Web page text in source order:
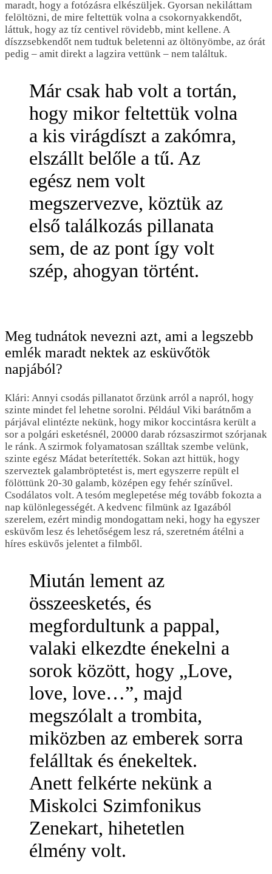
maradt, hogy a fotózásra elkészüljek. Gyorsan nekiláttam
felöltözni, de mire feltettük volna a csokornyakkendőt,
láttuk, hogy az tíz centivel rövidebb, mint kellene. A
díszzsebkendőt nem tudtuk beletenni az öltönyömbe, az órát
pedig – amit direkt a lagzira vettünk – nem találtuk.
Már csak hab volt a tortán,
hogy mikor feltettük volna
a kis virágdíszt a zakómra,
elszállt belőle a tű. Az
egész nem volt
megszervezve, köztük az
első találkozás pillanata
sem, de az pont így volt
szép, ahogyan történt.
Meg tudnátok nevezni azt, ami a legszebb
emlék maradt nektek az esküvőtök
napjából?
Klári: Annyi csodás pillanatot őrzünk arról a napról, hogy
szinte mindet fel lehetne sorolni. Például Viki barátnőm a
párjával elintézte nekünk, hogy mikor koccintásra került a
sor a polgári esketésnél, 20000 darab rózsaszirmot szórjanak
le ránk. A szirmok folyamatosan szálltak szembe velünk,
szinte egész Mádat beterítették. Sokan azt hittük, hogy
szerveztek galambröptetést is, mert egyszerre repült el
fölöttünk 20-30 galamb, középen egy fehér színűvel.
Csodálatos volt. A tesóm meglepetése még tovább fokozta a
nap különlegességét. A kedvenc filmünk az Igazából
szerelem, ezért mindig mondogattam neki, hogy ha egyszer
esküvőm lesz és lehetőségem lesz rá, szeretném átélni a
híres esküvős jelentet a filmből.
Miután lement az
összeesketés, és
megfordultunk a pappal,
valaki elkezdte énekelni a
sorok között, hogy „Love,
love, love…”, majd
megszólalt a trombita,
miközben az emberek sorra
felálltak és énekeltek.
Anett felkérte nekünk a
Miskolci Szimfonikus
Zenekart, hihetetlen
élmény volt.